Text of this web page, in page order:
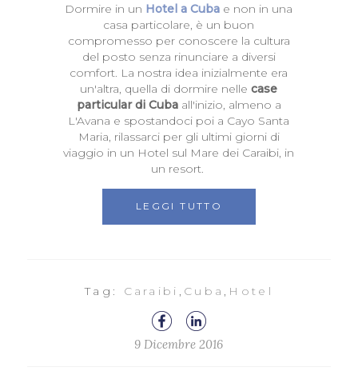
Dormire in un Hotel a Cuba e non in una
casa particolare, è un buon
compromesso per conoscere la cultura
del posto senza rinunciare a diversi
comfort. La nostra idea inizialmente era
un'altra, quella di dormire nelle case
particular di Cubaall'inizio, almeno a
L'Avana e spostandoci poi a Cayo Santa
Maria, rilassarci per gli ultimi giorni di
viaggio in un Hotel sul Mare dei Caraibi, in
un resort.
LEGGI TUTTO
Tag: Caraibi Cuba Hotel
9 Dicembre 2016